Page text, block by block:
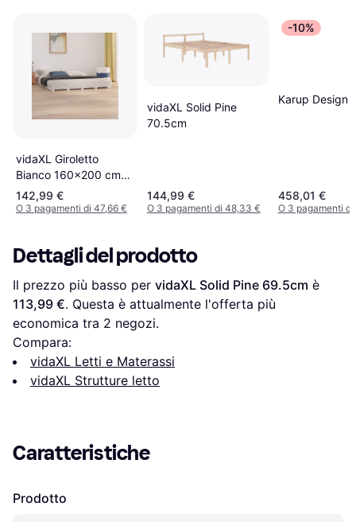
vidaXL Giroletto
Bianco 160x200 cm
Legno Massello Pino
142,99 €
O 3 pagamenti di 47,66 €
vidaXL Solid Pine
70.5cm
144,99 €
O 3 pagamenti di 48,33 €
-10%
Karup Design
458,01 €
O 3 pagamenti di
Dettagli del prodotto
Il prezzo più basso per vidaXL Solid Pine 69.5cm
113,99 €. Questa è attualmente l'offerta più
economica tra 2 negozi.
Compara:
vidaXL Letti e Materassi
vidaXL Strutture letto
Caratteristiche
Prodotto